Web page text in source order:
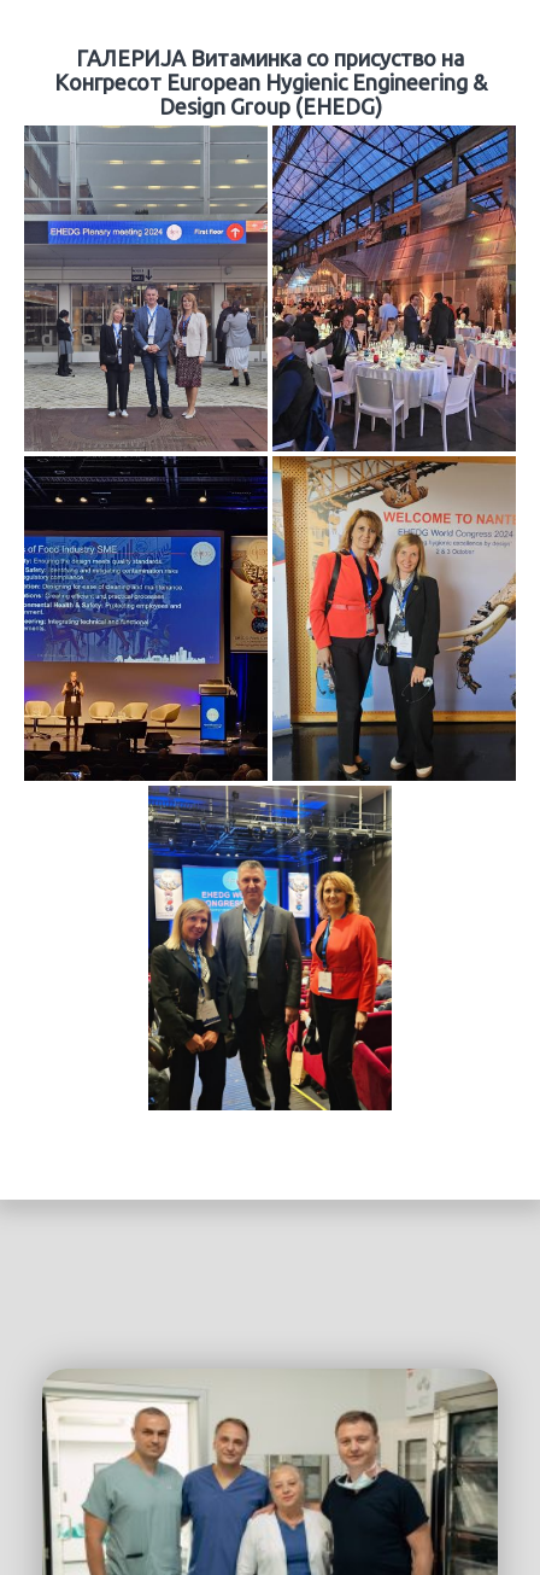
ГАЛЕРИЈА Витаминка со присуство на
Конгресот European Hygienic Engineering &
Design Group (EHEDG)